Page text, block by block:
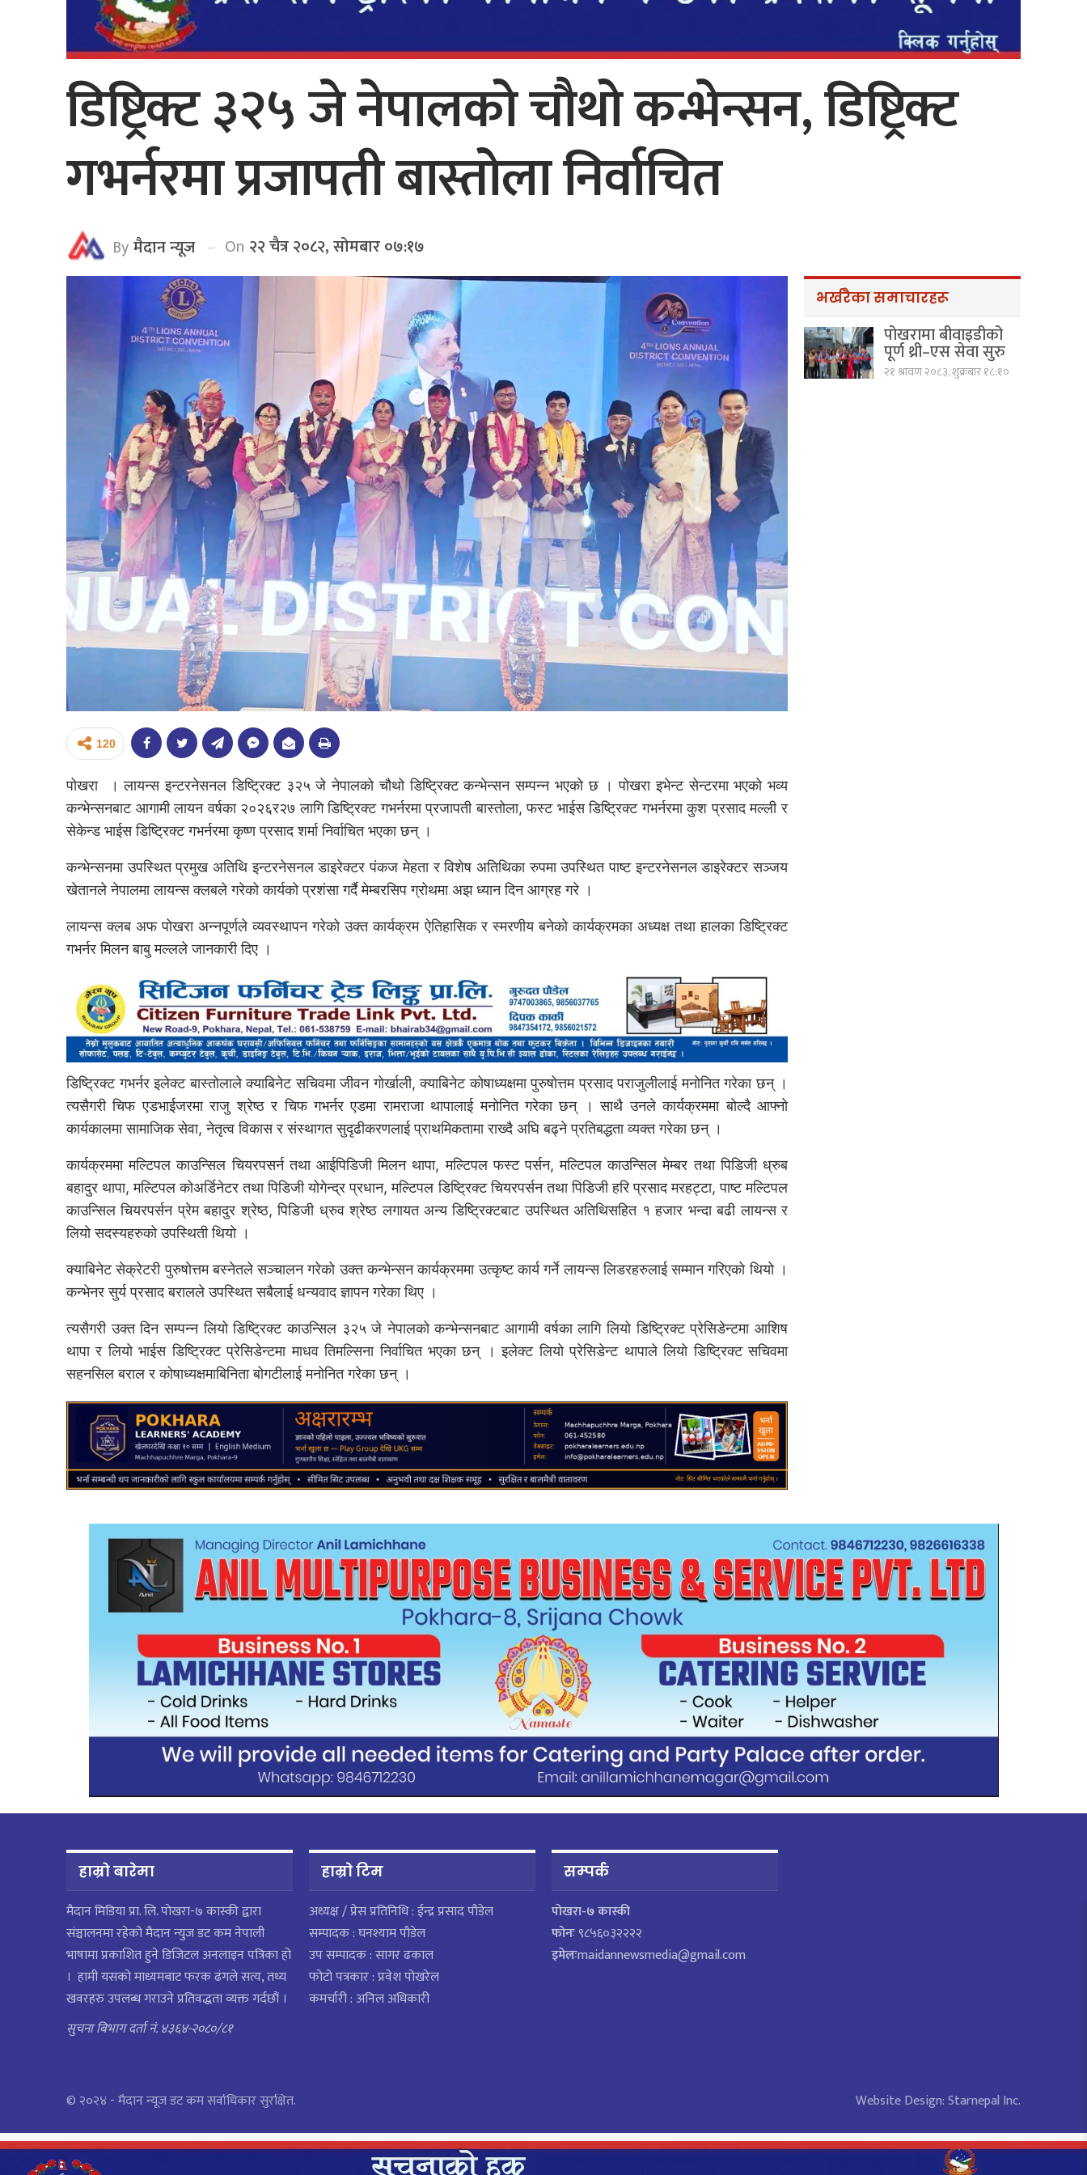
डिष्ट्रिक्ट ३२५ जे नेपालको चौथो कन्भेन्सन, डिष्ट्रिक्ट
गभर्नरमा प्रजापती बास्तोला निर्वाचित
Byमैदान न्यूज On २२ चैत्र २०८२, सोमबार ०७:१७
120
पोखरा । लायन्स इन्टरनेसनल डिष्ट्रिक्ट ३२५ जे नेपालको चौथो डिष्ट्रिक्ट कन्भेन्सन सम्पन्न भएको छ । पोखरा इभेन्ट सेन्टरमा भएको भव्य
कन्भेन्सनबाट आगामी लायन वर्षका २०२६र२७ लागि डिष्ट्रिक्ट गभर्नरमा प्रजापती बास्तोला, फस्ट भाईस डिष्ट्रिक्ट गभर्नरमा कुश प्रसाद मल्ली र
सेकेन्ड भाईस डिष्ट्रिक्ट गभर्नरमा कृष्ण प्रसाद शर्मा निर्वाचित भएका छन् ।
कन्भेन्सनमा उपस्थित प्रमुख अतिथि इन्टरनेसनल डाइरेक्टर पंकज मेहता र विशेष अतिथिका रुपमा उपस्थित पाष्ट इन्टरनेसनल डाइरेक्टर सञ्जय
खेतानले नेपालमा लायन्स क्लबले गरेको कार्यको प्रशंसा गर्दै मेम्बरसिप ग्रोथमा अझ ध्यान दिन आग्रह गरे ।
लायन्स क्लब अफ पोखरा अन्नपूर्णले व्यवस्थापन गरेको उक्त कार्यक्रम ऐतिहासिक र स्मरणीय बनेको कार्यक्रमका अध्यक्ष तथा हालका डिष्ट्रिक्ट
गभर्नर मिलन बाबु मल्लले जानकारी दिए ।
डिष्ट्रिक्ट गभर्नर इलेक्ट बास्तोलाले क्याबिनेट सचिवमा जीवन गोर्खाली, क्याबिनेट कोषाध्यक्षमा पुरुषोत्तम प्रसाद पराजुलीलाई मनोनित गरेका छन् ।
त्यसैगरी चिफ एडभाईजरमा राजु श्रेष्ठ र चिफ गभर्नर एडमा रामराजा थापालाई मनोनित गरेका छन् । साथै उनले कार्यक्रममा बोल्दै आफ्नो
कार्यकालमा सामाजिक सेवा, नेतृत्व विकास र संस्थागत सुदृढीकरणलाई प्राथमिकतामा राख्दै अघि बढ्ने प्रतिबद्धता व्यक्त गरेका छन् ।
कार्यक्रममा मल्टिपल काउन्सिल चियरपसर्न तथा आईपिडिजी मिलन थापा, मल्टिपल फस्ट पर्सन, मल्टिपल काउन्सिल मेम्बर तथा पिडिजी ध्रुब
बहादुर थापा, मल्टिपल कोअर्डिनेटर तथा पिडिजी योगेन्द्र प्रधान, मल्टिपल डिष्ट्रिक्ट चियरपर्सन तथा पिडिजी हरि प्रसाद मरहट्टा, पाष्ट मल्टिपल
काउन्सिल चियरपर्सन प्रेम बहादुर श्रेष्ठ, पिडिजी ध्रुव श्रेष्ठ लगायत अन्य डिष्ट्रिक्टबाट उपस्थित अतिथिसहित १ हजार भन्दा बढी लायन्स र
लियो सदस्यहरुको उपस्थिती थियो ।
क्याबिनेट सेक्रेटरी पुरुषोत्तम बस्नेतले सञ्चालन गरेको उक्त कन्भेन्सन कार्यक्रममा उत्कृष्ट कार्य गर्ने लायन्स लिडरहरुलाई सम्मान गरिएको थियो ।
कन्भेनर सुर्य प्रसाद बरालले उपस्थित सबैलाई धन्यवाद ज्ञापन गरेका थिए ।
त्यसैगरी उक्त दिन सम्पन्न लियो डिष्ट्रिक्ट काउन्सिल ३२५ जे नेपालको कन्भेन्सनबाट आगामी वर्षका लागि लियो डिष्ट्रिक्ट प्रेसिडेन्टमा आशिष
थापा र लियो भाईस डिष्ट्रिक्ट प्रेसिडेन्टमा माधव तिमल्सिना निर्वाचित भएका छन् । इलेक्ट लियो प्रेसिडेन्ट थापाले लियो डिष्ट्रिक्ट सचिवमा
सहनसिल बराल र कोषाध्यक्षमाबिनिता बोगटीलाई मनोनित गरेका छन् ।
भर्खरैका समाचारहरू
पोखरामा बीवाइडीको
पूर्ण थ्री–एस सेवा सुरु
२१ श्रावण २०८३, शुक्रबार १८:१०
हाम्रो बारेमा
मैदान मिडिया प्रा. लि. पाेखरा-७ कास्की द्वारा
संञ्चालनमा रहेको मैदान न्युज डट कम नेपाली
भाषामा प्रकाशित हुने डिजिटल अनलाइन पत्रिका हो
। हामी यसको माध्यमबाट फरक ढंगले सत्य, तथ्य
खवरहरु उपलब्ध गराउने प्रतिवद्धता व्यक्त गर्दछौं ।
सुचना बिभाग दर्ता नं. ४३६४-२०८०/८१
हाम्राे टिम
अध्यक्ष / प्रेस प्रतिनिधि : ईन्द्र प्रसाद पौडेल
सम्पादक : घनश्याम पौडेल
उप सम्पादक : सागर ढकाल
फोटो पत्रकार : प्रवेश पोखरेल
कमर्चारी : अनिल अधिकारी
सम्पर्क
पाेखरा-७ कास्की
फोनः९८५६०३२२२२
इमेलःmaidannewsmedia@gmail.com
© २०२४ - मैदान न्यूज डट कम सर्वाधिकार सुरक्षित. Website Design:Starnepal Inc.